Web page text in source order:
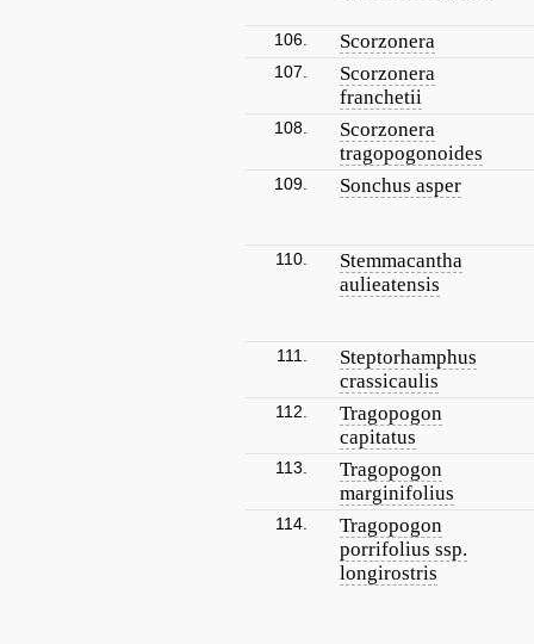
106. Scorzonera
107.
Scorzonera
franchetii
108.
Scorzonera
tragopogonoides
109. Sonchus asper
110.
Stemmacantha
aulieatensis
111.
Steptorhamphus
crassicaulis
112.
Tragopogon
capitatus
113.
Tragopogon
marginifolius
114.
Tragopogon
porrifolius ssp.
longirostris